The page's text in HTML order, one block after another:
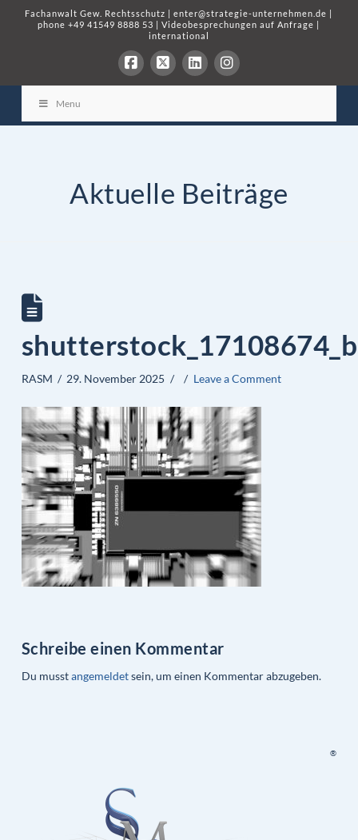
Fachanwalt Gew. Rechtsschutz |enter@strategie-unternehmen.de |
phone+49 41549 8888 53 |Videobesprechungen auf Anfrage |
international
Menu
Aktuelle Beiträge
RASM 29. November 2025 Leave a Comment
Schreibe einen Kommentar
Du musstangemeldetsein, um einen Kommentar abzugeben.
®